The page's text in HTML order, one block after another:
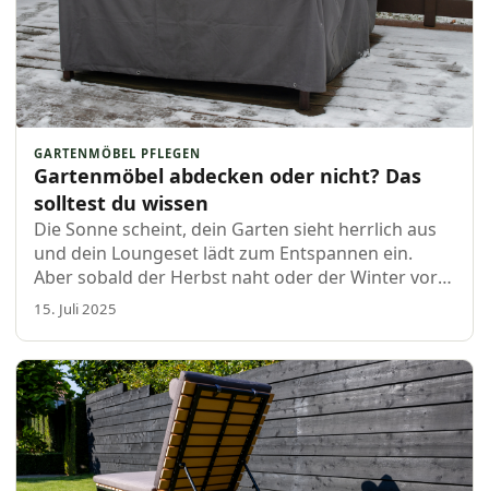
GARTENMÖBEL PFLEGEN
Gartenmöbel abdecken oder nicht? Das
solltest du wissen
Die Sonne scheint, dein Garten sieht herrlich aus
und dein Loungeset lädt zum Entspannen ein.
Aber sobald der Herbst naht oder der Winter vor
der Tür steht, stellt sich die Frage: Solltest du
Gartenmöbel eige…
15. Juli 2025